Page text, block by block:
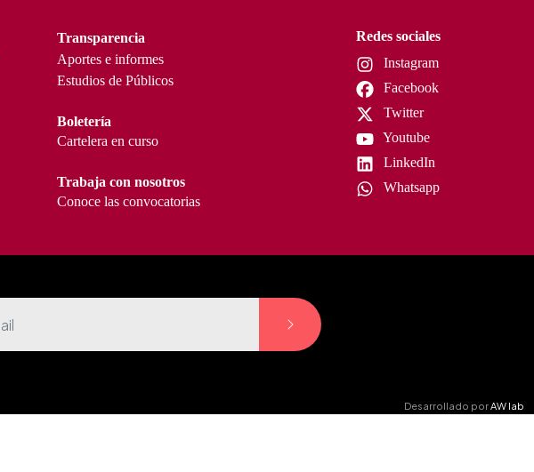
Transparencia
Aportes e informes
Estudios de Públicos
Boletería
Cartelera en curso
Trabaja con nosotros
Conoce las convocatorias
Redes sociales
Instagram
Facebook
Twitter
Youtube
LinkedIn
Whatsapp
Desarrollado porAW lab